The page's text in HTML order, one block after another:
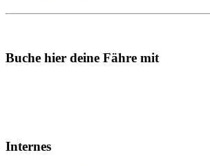
Buche hier deine Fähre mit
Internes